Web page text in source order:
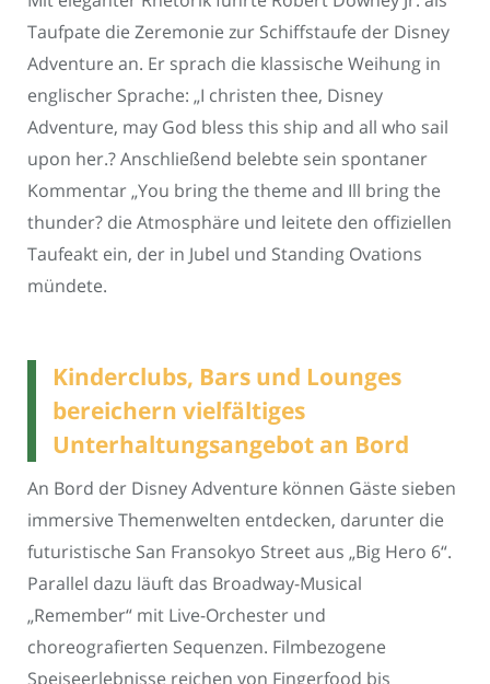
Taufpate die Zeremonie zur Schiffstaufe der Disney
Adventure an. Er sprach die klassische Weihung in
englischer Sprache: „I christen thee, Disney
Adventure, may God bless this ship and all who sail
upon her.? Anschließend belebte sein spontaner
Kommentar „You bring the theme and Ill bring the
thunder? die Atmosphäre und leitete den offiziellen
Taufeakt ein, der in Jubel und Standing Ovations
mündete.
Kinderclubs, Bars und Lounges
bereichern vielfältiges
Unterhaltungsangebot an Bord
An Bord der Disney Adventure können Gäste sieben
immersive Themenwelten entdecken, darunter die
futuristische San Fransokyo Street aus „Big Hero 6“.
Parallel dazu läuft das Broadway-Musical
„Remember“ mit Live-Orchester und
choreografierten Sequenzen. Filmbezogene
Speiseerlebnisse reichen von Fingerfood bis